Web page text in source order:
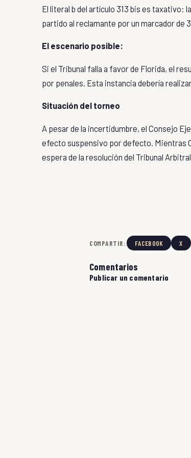
El literal b del artículo 313 bis es taxativo:
partido al reclamante por un marcador de
El escenario posible:
Si el Tribunal falla a favor de Florida, el
por penales. Esta instancia debería
Situación del torneo
A pesar de la incertidumbre, el Consejo
efecto suspensivo por defecto. Mientras
espera de la resolución del Tribunal
COMPARTIR: FACEBOOK X
Comentarios
Publicar un comentario